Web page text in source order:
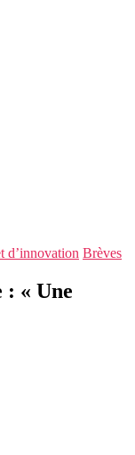
d’innovation Brèves
« Une